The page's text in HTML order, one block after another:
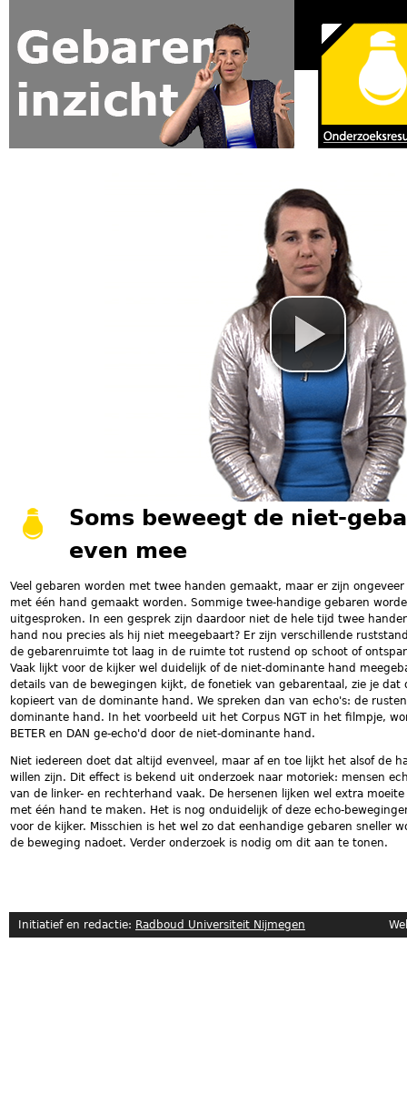
Soms beweegt de niet-
even mee
Veel gebaren worden met twee handen gemaakt, maar er zijn
met één hand gemaakt worden. Sommige twee-handige gebaren
uitgesproken. In een gesprek zijn daardoor niet de hele tijd twee
hand nou precies als hij niet meegebaart? Er zijn verschillende
de gebarenruimte tot laag in de ruimte tot rustend op schoot of
Vaak lijkt voor de kijker wel duidelijk of de niet-dominante hand
details van de bewegingen kijkt, de fonetiek van gebarentaal, zie je
kopieert van de dominante hand. We spreken dan van echo's: de
dominante hand. In het voorbeeld uit het Corpus NGT in het filmpje,
BETER en DAN ge-echo'd door de niet-dominante hand.
Niet iedereen doet dat altijd evenveel, maar af en toe lijkt het alsof de
willen zijn. Dit effect is bekend uit onderzoek naar motoriek: mensen
van de linker- en rechterhand vaak. De hersenen lijken wel extra
met één hand te maken. Het is nog onduidelijk of deze echo-
voor de kijker. Misschien is het wel zo dat eenhandige gebaren sneller
de beweging nadoet. Verder onderzoek is nodig om dit aan te tonen.
Initiatief en redactie: Radboud Universiteit Nijmegen